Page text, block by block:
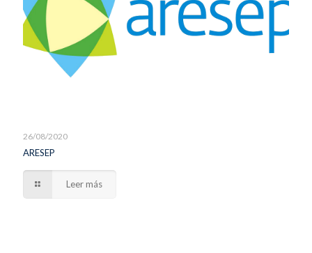
26/08/2020
ARESEP
Leer más